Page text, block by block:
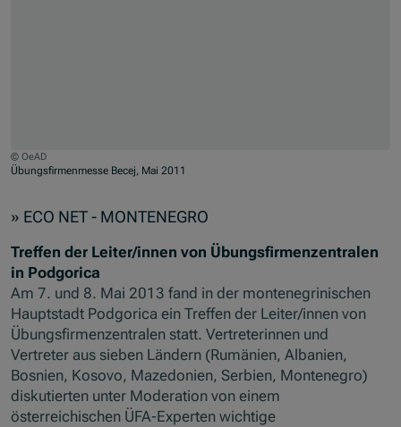
© OeAD
Übungsfirmenmesse Becej, Mai 2011
» ECO NET - MONTENEGRO
Treffen der Leiter/innen von Übungsfirmenzentralen
in Podgorica
Am 7. und 8. Mai 2013 fand in der montenegrinischen
Hauptstadt Podgorica ein Treffen der Leiter/innen von
Übungsfirmenzentralen statt. Vertreterinnen und
Vertreter aus sieben Ländern (Rumänien, Albanien,
Bosnien, Kosovo, Mazedonien, Serbien, Montenegro)
diskutierten unter Moderation von einem
österreichischen ÜFA-Experten wichtige